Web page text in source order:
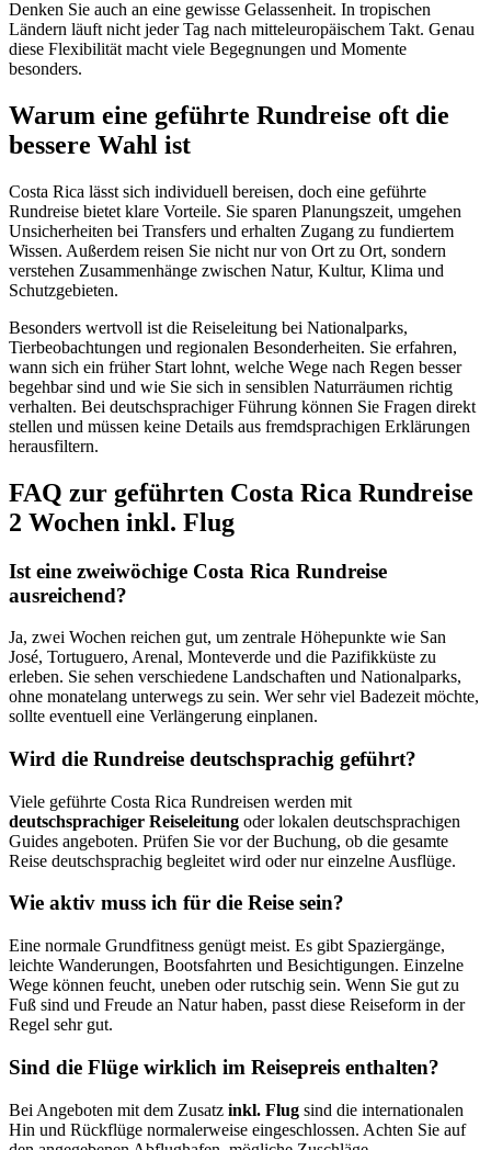
Denken Sie auch an eine gewisse Gelassenheit. In tropischen
Ländern läuft nicht jeder Tag nach mitteleuropäischem Takt. Genau
diese Flexibilität macht viele Begegnungen und Momente
besonders.
Warum eine geführte Rundreise oft die
bessere Wahl ist
Costa Rica lässt sich individuell bereisen, doch eine geführte
Rundreise bietet klare Vorteile. Sie sparen Planungszeit, umgehen
Unsicherheiten bei Transfers und erhalten Zugang zu fundiertem
Wissen. Außerdem reisen Sie nicht nur von Ort zu Ort, sondern
verstehen Zusammenhänge zwischen Natur, Kultur, Klima und
Schutzgebieten.
Besonders wertvoll ist die Reiseleitung bei Nationalparks,
Tierbeobachtungen und regionalen Besonderheiten. Sie erfahren,
wann sich ein früher Start lohnt, welche Wege nach Regen besser
begehbar sind und wie Sie sich in sensiblen Naturräumen richtig
verhalten. Bei deutschsprachiger Führung können Sie Fragen direkt
stellen und müssen keine Details aus fremdsprachigen Erklärungen
herausfiltern.
FAQ zur geführten Costa Rica Rundreise
2 Wochen inkl. Flug
Ist eine zweiwöchige Costa Rica Rundreise
ausreichend?
Ja, zwei Wochen reichen gut, um zentrale Höhepunkte wie San
José, Tortuguero, Arenal, Monteverde und die Pazifikküste zu
erleben. Sie sehen verschiedene Landschaften und Nationalparks,
ohne monatelang unterwegs zu sein. Wer sehr viel Badezeit möchte,
sollte eventuell eine Verlängerung einplanen.
Wird die Rundreise deutschsprachig geführt?
Viele geführte Costa Rica Rundreisen werden mit
deutschsprachiger Reiseleitung oder lokalen deutschsprachigen
Guides angeboten. Prüfen Sie vor der Buchung, ob die gesamte
Reise deutschsprachig begleitet wird oder nur einzelne Ausflüge.
Wie aktiv muss ich für die Reise sein?
Eine normale Grundfitness genügt meist. Es gibt Spaziergänge,
leichte Wanderungen, Bootsfahrten und Besichtigungen. Einzelne
Wege können feucht, uneben oder rutschig sein. Wenn Sie gut zu
Fuß sind und Freude an Natur haben, passt diese Reiseform in der
Regel sehr gut.
Sind die Flüge wirklich im Reisepreis enthalten?
Bei Angeboten mit dem Zusatz inkl. Flug sind die internationalen
Hin und Rückflüge normalerweise eingeschlossen. Achten Sie auf